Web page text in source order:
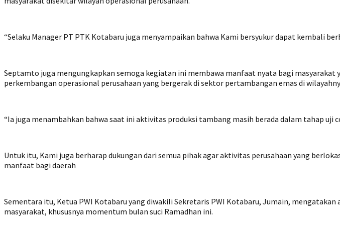
“Selaku Manager PT PTK Kotabaru juga menyampaikan bahwa Kami bersyukur dapat kembali
Septamto juga mengungkapkan semoga kegiatan ini membawa manfaat nyata bagi
perkembangan operasional perusahaan yang bergerak di sektor pertambangan emas di
“Ia juga menambahkan bahwa saat ini aktivitas produksi tambang masih berada dalam tahap uji
Untuk itu, Kami juga berharap dukungan dari semua pihak agar aktivitas perusahaan yang
manfaat bagi daerah
Sementara itu, Ketua PWI Kotabaru yang diwakili Sekretaris PWI Kotabaru, Jumain,
masyarakat, khususnya momentum bulan suci Ramadhan ini.